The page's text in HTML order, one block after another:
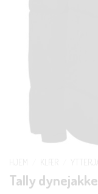
Tally dynejakke